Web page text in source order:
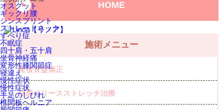
オスグット
ギックリ腰
シンスプリント
ストレートネック
すべり症
不眠症
四十肩・五十肩
坐骨神経痛
変形性膝関節症
寝違え
慢性症状
慢性症状
手足のしびれ
椎間板ヘルニア
HOME
施術メニュー
産後骨盤矯正
筋膜リリースストレッチ治療